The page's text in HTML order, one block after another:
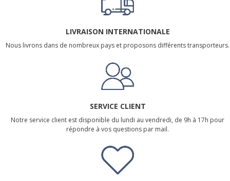
LIVRAISON INTERNATIONALE
Nous livrons dans de nombreux pays et proposons différents transporteurs.
SERVICE CLIENT
Notre service client est disponible du lundi au vendredi, de 9h à 17h pour
répondre à vos questions par mail.